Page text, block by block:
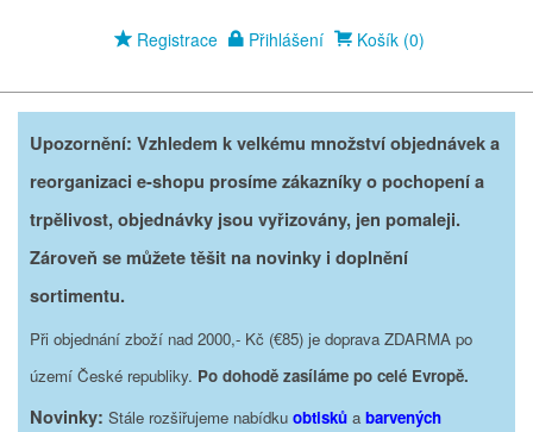
Registrace Přihlášení Košík (0)
Upozornění: Vzhledem k velkému množství objednávek a
reorganizaci e-shopu prosíme zákazníky o pochopení a
trpělivost, objednávky jsou vyřizovány, jen pomaleji.
Zároveň se můžete těšit na novinky i doplnění
sortimentu.
Při objednání zboží nad 2000,- Kč (€85) je doprava ZDARMA po
území České republiky. Po dohodě zasíláme po celé Evropě.
Novinky: Stále rozšiřujeme nabídku obtisků a barvených